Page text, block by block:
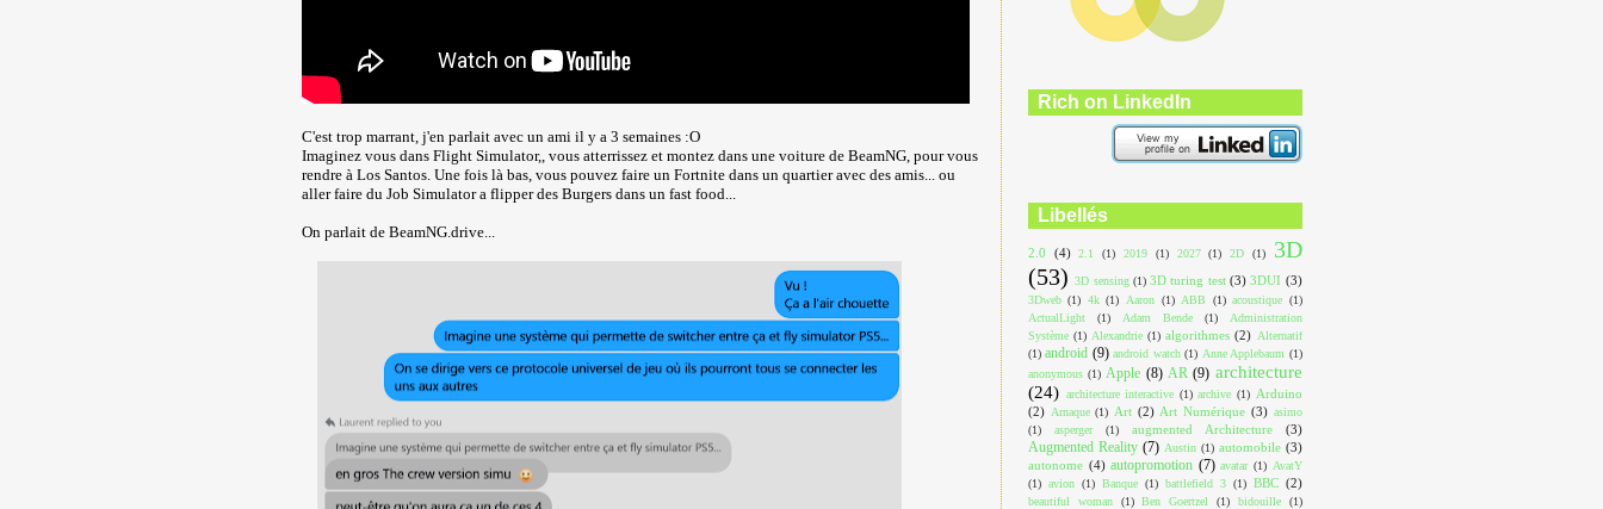
C'est trop marrant, j'en parlait avec un ami il y a 3 semaines :O
Imaginez vous dans Flight Simulator,, vous atterrissez et montez dans une voiture de BeamNG, pour vous
rendre à Los Santos. Une fois là bas, vous pouvez faire un Fortnite dans un quartier avec des amis... ou
aller faire du Job Simulator a flipper des Burgers dans un fast food...
On parlait de BeamNG.drive...
Rich on LinkedIn
Libellés
2.0 (4) 2.1 (1) 2019 (1) 2027 (1) 2D (1)
3D
(53) 3D sensing (1) 3D turing test (3) 3DUI (3)
3Dweb (1) 4k (1) Aaron (1) ABB (1) acoustique (1)
ActualLight
(1) Adam Bende (1)
Administration
Système (1) Alexandrie (1) algorithmes (2) Alternatif
(1) android (9) android watch (1) Anne Applebaum (1)
anonymous (1) Apple (8) AR (9) architecture
(24) architecture interactive (1) archive (1) Arduino
(2) Arnaque (1) Art (2) Art Numérique (3) asimo
(1)
asperger (1) augmented Architecture (3)
Augmented Reality (7) Austin (1) automobile (3)
autonome (4) autopromotion (7) avatar (1) AvatY
(1) avion (1) Banque (1) battlefield 3 (1) BBC (2)
beautiful woman (1) Ben Goertzel (1) bidouille (1)